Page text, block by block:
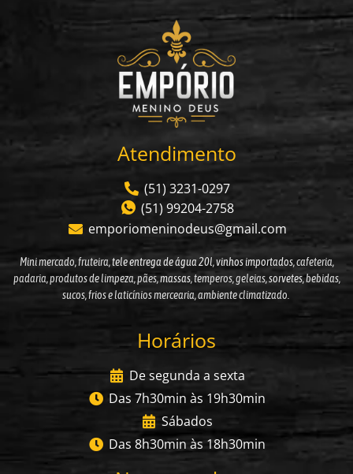
Atendimento
(51) 3231-0297
(51) 99204-2758
emporiomeninodeus@gmail.com
Mini mercado, fruteira,tele entrega de água 20l,vinhos importados, cafeteria,
padaria, produtos de limpeza, pães,massas, temperos, geleias,sorvetes, bebidas,
sucos, frios e laticínios mercearia, ambiente climatizado.
Horários
De segunda a sexta
Das 7h30min às 19h30min
Sábados
Das 8h30min às 18h30min